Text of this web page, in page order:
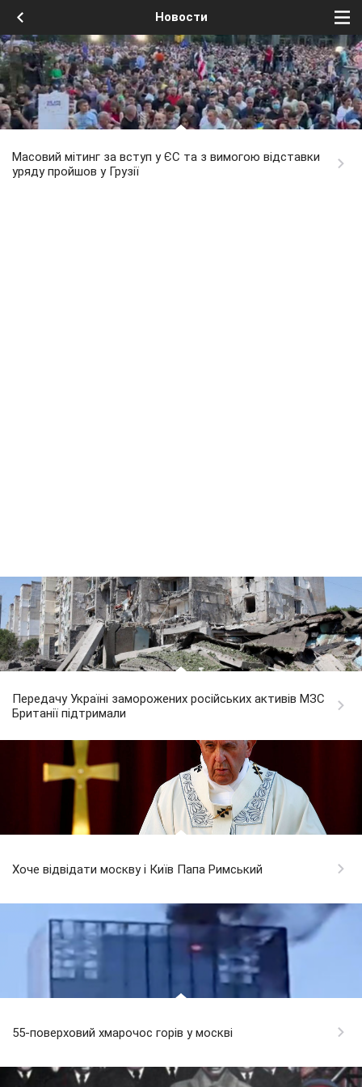
Новости
Масовий мітинг за вступ у ЄС та з вимогою відставки
уряду пройшов у Грузії
Передачу Україні заморожених російських активів МЗС
Британії підтримали
Хоче відвідати москву і Київ Папа Римський
55-поверховий хмарочос горів у москві